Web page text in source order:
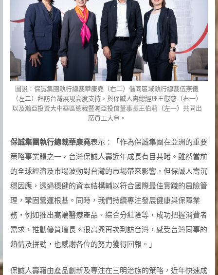
圖說：保誠集團執行總裁華康堯（右二）偕同區域執行總裁伍燕儀
（左二）拜訪台灣展現高度支持，與保誠人壽總經理王慰慈（右一）
以及瀚亞投資大中華區總裁暨瀚亞投信董事長王伯莉（左一）共同出
席員工大會。
保誠集團執行總裁華康堯表示：「作為保誠集團在亞洲的重要
策略事業體之一，台灣保誠人壽近年成長有目共睹。雖然當前
的全球經濟及巿場波動對台灣的巿場帶來影響，但保誠人壽沉
穩因應，透過穩健的資本結構輔以符合國際最佳實踐的風險管
理，鞏固營運根基。同時，我們持續專注發展健康與保障業
務，例如推出高端醫療產品、綜合分紅險等，成功把握消費者
需求，推動優質增長。很高興再次到訪台灣，感受台灣同事的
熱情及拼勁，也感謝各位的努力獲得回報。」
保誠人壽藉由產品創新及專注在三明治族的策略，近年快速成